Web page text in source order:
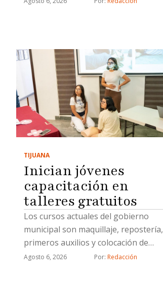
TIJUANA
Inician jóvenes
capacitación en
talleres gratuitos
Los cursos actuales del gobierno
municipal son maquillaje, repostería,
primeros auxilios y colocación de
uñas acrílicas
Agosto 6, 2026 Por: Redacción